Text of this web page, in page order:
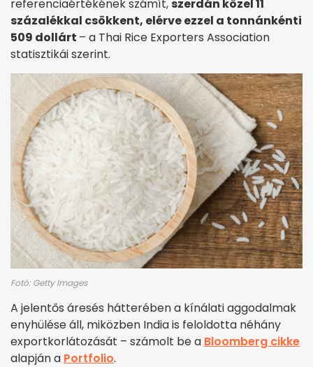
referenciaértékének számít, szerdán közel 11
százalékkal csökkent, elérve ezzel a tonnánkénti
509 dollárt – a Thai Rice Exporters Association
statisztikái szerint.
Fotó: Getty Images
A jelentős áresés hátterében a kínálati aggodalmak
enyhülése áll, miközben India is feloldotta néhány
exportkorlátozását – számolt be a Bloomberg cikke
alapján a Portfolio.